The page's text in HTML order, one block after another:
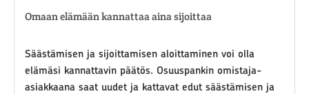
Omaan elämään kannattaa aina sijoittaa
Säästämisen ja sijoittamisen aloittaminen voi olla
elämäsi kannattavin päätös. Osuuspankin omistaja-
asiakkaana saat uudet ja kattavat edut säästämisen ja